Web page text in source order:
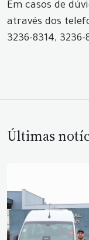
Em casos de
através dos
3236-8314, 3236-
Últimas